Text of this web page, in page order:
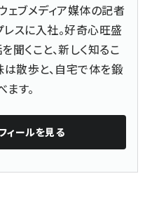
ェブメディア媒体の記者
スに入社。好奇心旺盛
聞くこと、新しく知るこ
は散歩と、自宅で体を鍛
ます。
ィールを見る